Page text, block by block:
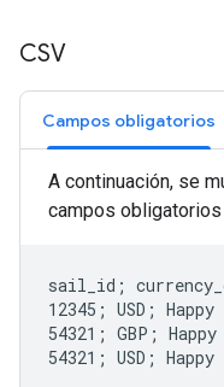
CSV
Campos obligatorios
A continuación, se
campos
sail_id;
12345; USD;
54321; GBP;